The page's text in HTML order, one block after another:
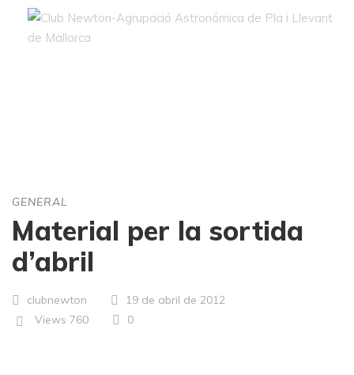
GENERAL
Material per la sortida
d’abril
clubnewton
19 de abril de 2012
Views 760 0